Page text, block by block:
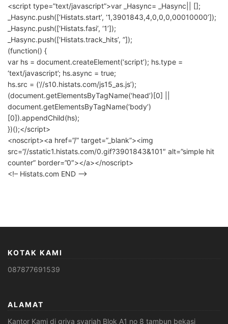
<script type=”text/javascript”>var _Hasync= _Hasync|| [];
_Hasync.push([‘Histats.start’, ‘1,3901843,4,0,0,0,00010000’]);
_Hasync.push([‘Histats.fasi’, ‘1’]);
_Hasync.push([‘Histats.track_hits’, ”]);
(function() {
var hs = document.createElement(‘script’); hs.type =
‘text/javascript’; hs.async = true;
hs.src = (‘//s10.histats.com/js15_as.js’);
(document.getElementsByTagName(‘head’)[0] ||
document.getElementsByTagName(‘body’)
[0]).appendChild(hs);
})();</script>
<noscript><a href=”/” target=”_blank”><img
src=”//sstatic1.histats.com/0.gif?3901843&101″ alt=”simple hit
counter” border=”0″></a></noscript>
<!– Histats.com END –>
KOTAK KAMI
087877691539
ALAMAT
Kantor Kami di griya syariah Blok A1 no 8 tambun bekasi